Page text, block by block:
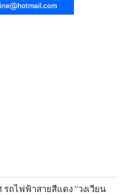
ถไฟฟ้าสายสีแดง “วงเวียน